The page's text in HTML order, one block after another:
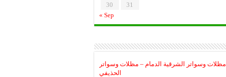
30
31
« Sep
مظلات وسواتر الشرقية الدمام – مظلات وسواتر
الحذيفي